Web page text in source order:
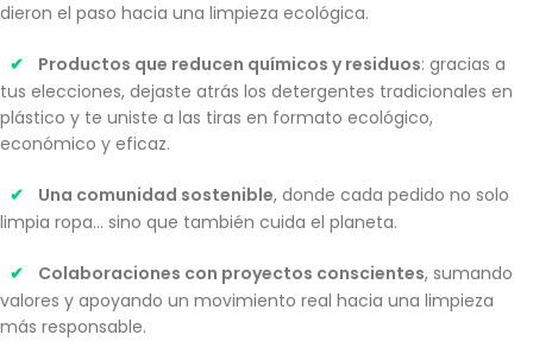
dieron el paso hacia una limpieza ecológica.
✔ Productos que reducen químicos y residuos: gracias a
tus elecciones, dejaste atrás los detergentes tradicionales en
plástico y te uniste a las tiras en formato ecológico,
económico y eficaz.
✔ Una comunidad sostenible, donde cada pedido no solo
limpia ropa… sino que también cuida el planeta.
✔ Colaboraciones con proyectos conscientes, sumando
valores y apoyando un movimiento real hacia una limpieza
más responsable.